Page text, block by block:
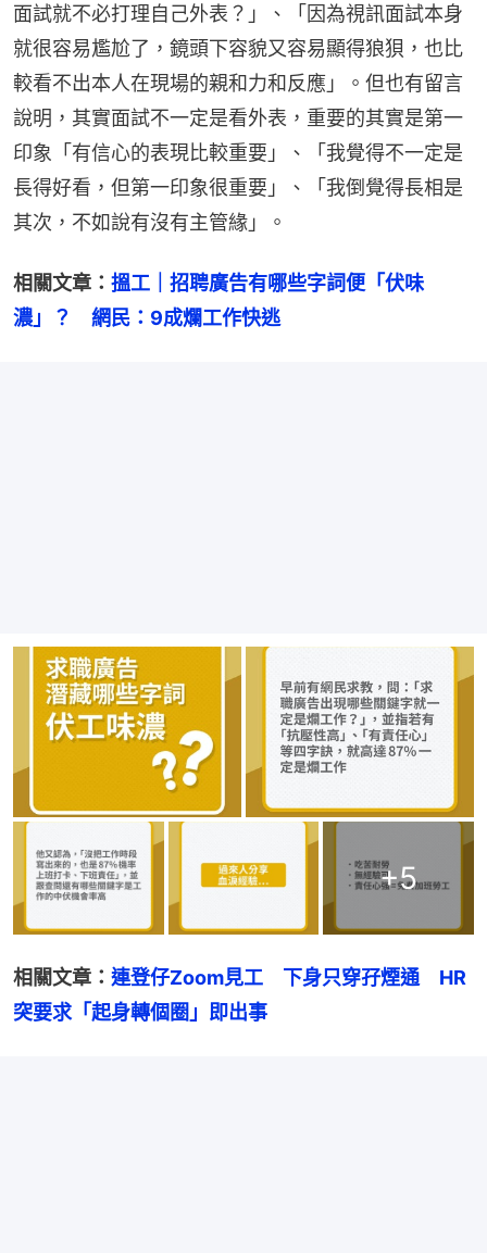
面試就不必打理自己外表？」、「因為視訊面試本身
就很容易尷尬了，鏡頭下容貌又容易顯得狼狽，也比
較看不出本人在現場的親和力和反應」。但也有留言
說明，其實面試不一定是看外表，重要的其實是第一
印象「有信心的表現比較重要」、「我覺得不一定是
長得好看，但第一印象很重要」、「我倒覺得長相是
其次，不如說有沒有主管緣」。
相關文章： 搵工｜招聘廣告有哪些字詞便「伏味
濃」？　網民：9成爛工作快逃
+5
相關文章： 連登仔Zoom見工　下身只穿孖煙通　HR
突要求「起身轉個圈」即出事